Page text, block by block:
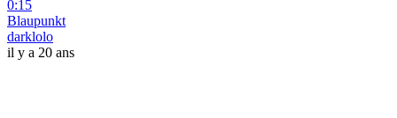
0:15
Blaupunkt
darklolo
il y a 20 ans